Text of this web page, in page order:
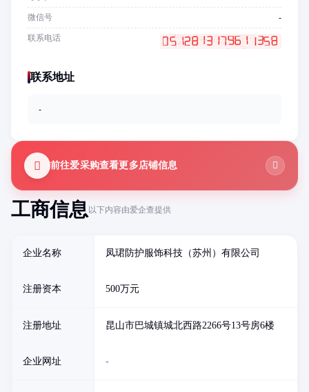
工商信息以下内容由爱企查提供
企业名称 凤珺防护服饰科技（苏州）有限公司
注册资本 500万元
注册地址 昆山市巴城镇城北西路2266号13号房6楼
企业网址 -
微信号 -
联系电话
联系地址
-
前往爱采购查看更多店铺信息